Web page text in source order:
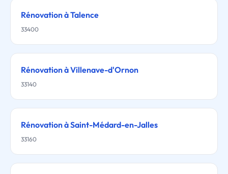
Rénovation à Talence
33400
Rénovation à Villenave-d'Ornon
33140
Rénovation à Saint-Médard-en-Jalles
33160